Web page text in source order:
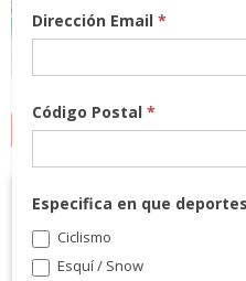
MARCAS
Dirección Email*
Código Postal*
Especifica en que
Ciclismo
Esquí / Snow